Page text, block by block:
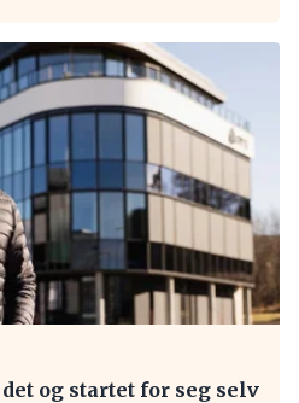
og startet for seg selv